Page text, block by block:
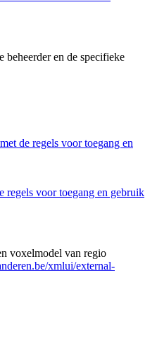
en de specifieke
de regels voor toegang en
regels voor toegang en gebruik
voxelmodel van regio
xmlui/external-